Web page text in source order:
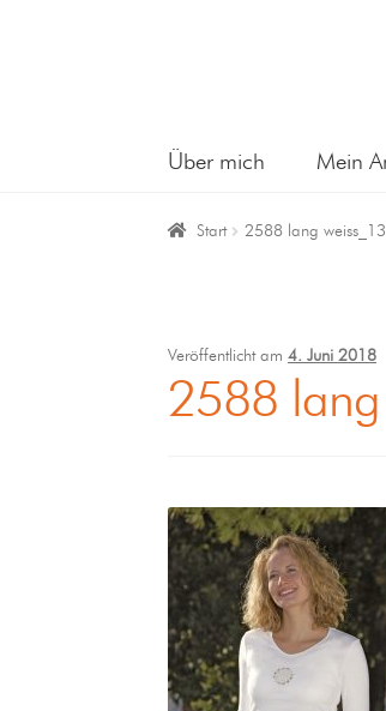
Über mich Mein
Start 2588 lang
Veröffentlicht am4. Juni 2018
2588